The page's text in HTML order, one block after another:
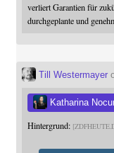
verliert Garantien für
durchgeplante und
Till Westermayer
Katharina
Hintergrund: